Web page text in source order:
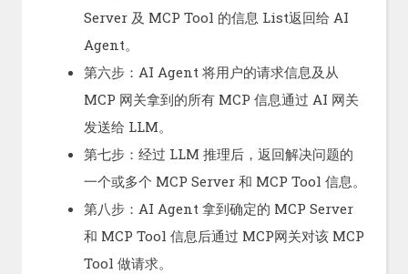
Server 及 MCP Tool 的信息 List返回给 AI
Agent。
第六步：AI Agent 将用户的请求信息及从
MCP 网关拿到的所有 MCP 信息通过 AI 网关
发送给 LLM。
第七步：经过 LLM 推理后，返回解决问题的
一个或多个 MCP Server 和 MCP Tool 信息。
第八步：AI Agent 拿到确定的 MCP Server
和 MCP Tool 信息后通过 MCP网关对该 MCP
Tool 做请求。